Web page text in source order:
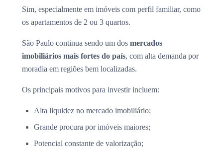
Sim, especialmente em imóveis com perfil familiar, como
os apartamentos de 2 ou 3 quartos.
São Paulo continua sendo um dos mercados
imobiliários mais fortes do país, com alta demanda por
moradia em regiões bem localizadas.
Os principais motivos para investir incluem:
Alta liquidez no mercado imobiliário;
Grande procura por imóveis maiores;
Potencial constante de valorização;